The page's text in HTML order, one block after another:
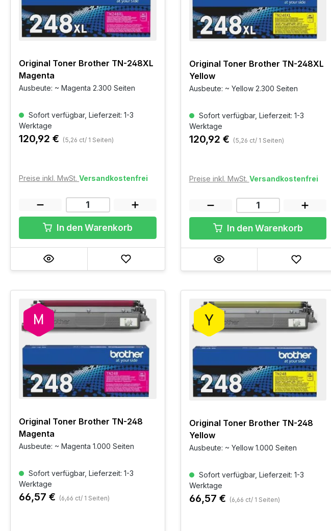
Original Toner Brother TN-248XL
Magenta
Ausbeute: ~ Magenta 2.300 Seiten
Sofort verfügbar, Lieferzeit: 1-3
Werktage
120,92 € (5,26 ct/ 1 Seiten)
Preise inkl. MwSt. Versandkostenfrei
In den Warenkorb
Original Toner Brother TN-248XL
Yellow
Ausbeute: ~ Yellow 2.300 Seiten
Sofort verfügbar, Lieferzeit: 1-3
Werktage
120,92 € (5,26 ct/ 1 Seiten)
Preise inkl. MwSt. Versandkostenfrei
In den Warenkorb
Original Toner Brother TN-248
Magenta
Ausbeute: ~ Magenta 1.000 Seiten
Sofort verfügbar, Lieferzeit: 1-3
Werktage
66,57 € (6,66 ct/ 1 Seiten)
Original Toner Brother TN-248
Yellow
Ausbeute: ~ Yellow 1.000 Seiten
Sofort verfügbar, Lieferzeit: 1-3
Werktage
66,57 € (6,66 ct/ 1 Seiten)